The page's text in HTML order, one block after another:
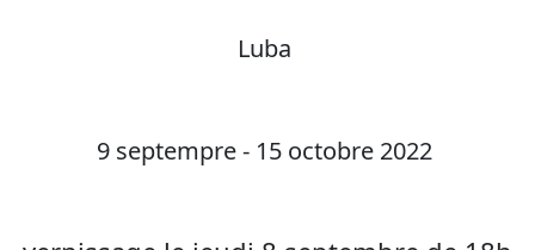
Luba
9 septempre - 15 octobre 2022